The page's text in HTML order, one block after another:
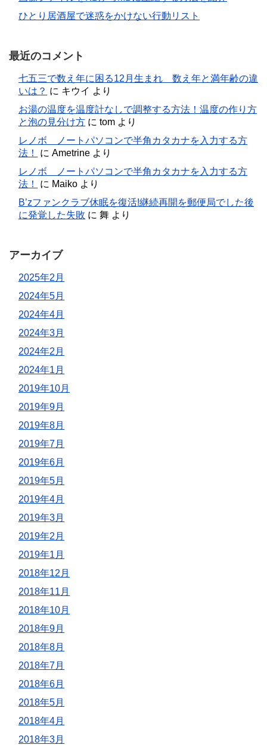
ひとり居酒屋で迷惑をかけない行動リスト
最近のコメント
七五三で数え年に困る12月生まれ 数え年と満年齢の違
いは？ に キウイ より
お湯の温度を温度計なしで調整する方法！温度の作り方
と泡の見分け方 に tom より
レノボ ノートパソコンで半角カタカナを入力する方
法！
に Ametrine より
レノボ ノートパソコンで半角カタカナを入力する方
法！
に Maiko より
B’zファンクラブ休眠を復活!継続再開を郵便局でした後
に発覚した失敗 に 舞 より
アーカイブ
2025年2月
2024年5月
2024年4月
2024年3月
2024年2月
2024年1月
2019年10月
2019年9月
2019年8月
2019年7月
2019年6月
2019年5月
2019年4月
2019年3月
2019年2月
2019年1月
2018年12月
2018年11月
2018年10月
2018年9月
2018年8月
2018年7月
2018年6月
2018年5月
2018年4月
2018年3月